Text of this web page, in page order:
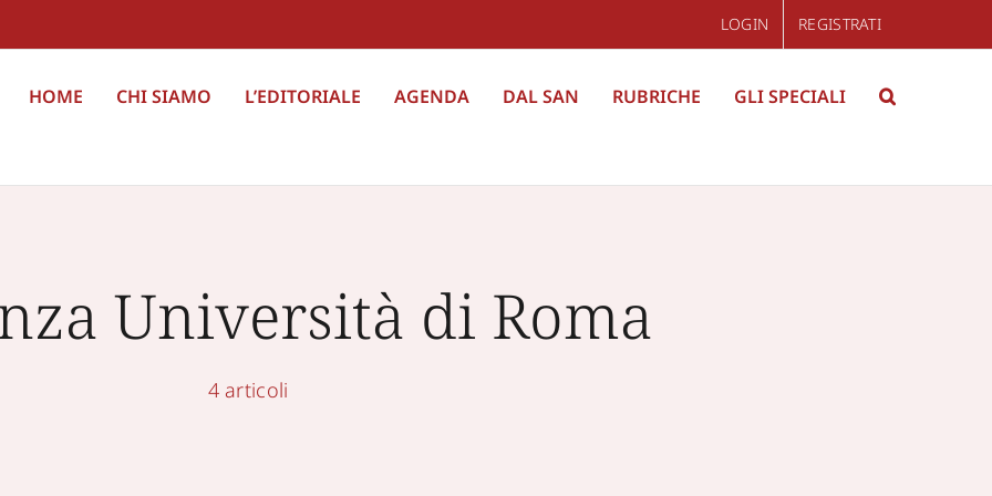
LOGIN REGISTRATI
HOME CHI SIAMO L’EDITORIALE AGENDA DAL SAN RUBRICHE GLI SPECIALI
Università di Roma
4 articoli